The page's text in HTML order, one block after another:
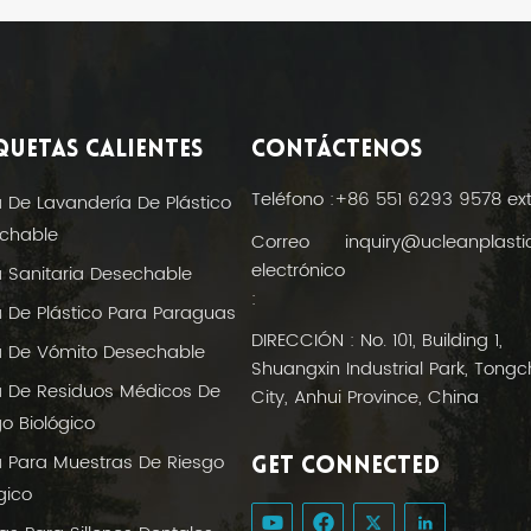
CALIENTES
De Lavandería De Plástico
Sanitaria Desechable
De Plástico Para Paraguas
De Vómito Desechable
De Residuos Médicos De
Biológico
Para Muestras De Riesgo
CONTÁCTENOS
Teléfono :+86 551 6293 9578
Correo
electrónico
:
DIRECCIÓN : No. 101, Building 1,
Shuangxin Industrial Park,
City, Anhui Province, China
GET CONNECTED